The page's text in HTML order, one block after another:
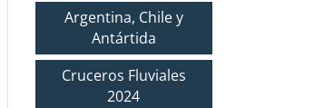
Argentina, Chile y
Antártida
Cruceros Fluviales
2024